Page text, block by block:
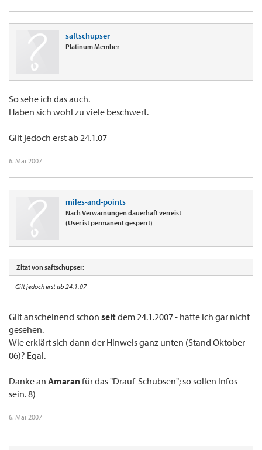
saftschupser
Platinum Member
So sehe ich das auch.
Haben sich wohl zu viele beschwert.
Gilt jedoch erst ab 24.1.07
6. Mai 2007
miles-and-points
Nach Verwarnungen dauerhaft verreist
(User ist permanent gesperrt)
Zitat von saftschupser:
Gilt jedoch erstab24.1.07
Gilt anscheinend schon seitdem 24.1.2007 - hatte ich gar nicht
gesehen.
Wie erklärt sich dann der Hinweis ganz unten (Stand Oktober
06)? Egal.
Danke an Amaran für das "Drauf-Schubsen"; so sollen Infos
sein. 8)
6. Mai 2007